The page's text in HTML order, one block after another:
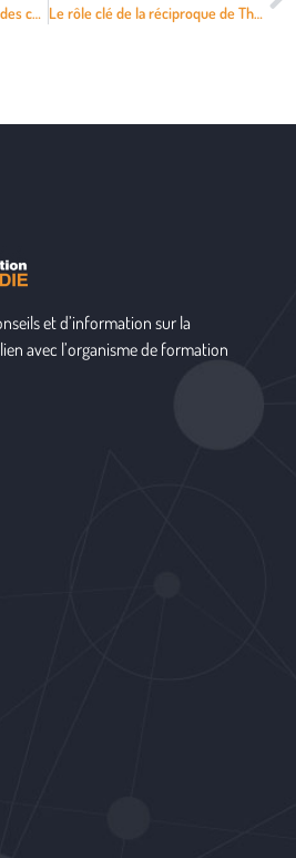
Préparer ses examens avec des cours de langues en ligne Le rôle clé de la réciproque de Thales dans la formation en géométrie
et d’information sur la
avec l’organisme de formation